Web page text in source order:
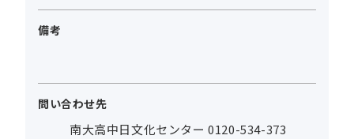
備考
問い合わせ先
南大高中日文化センター 0120-534-373